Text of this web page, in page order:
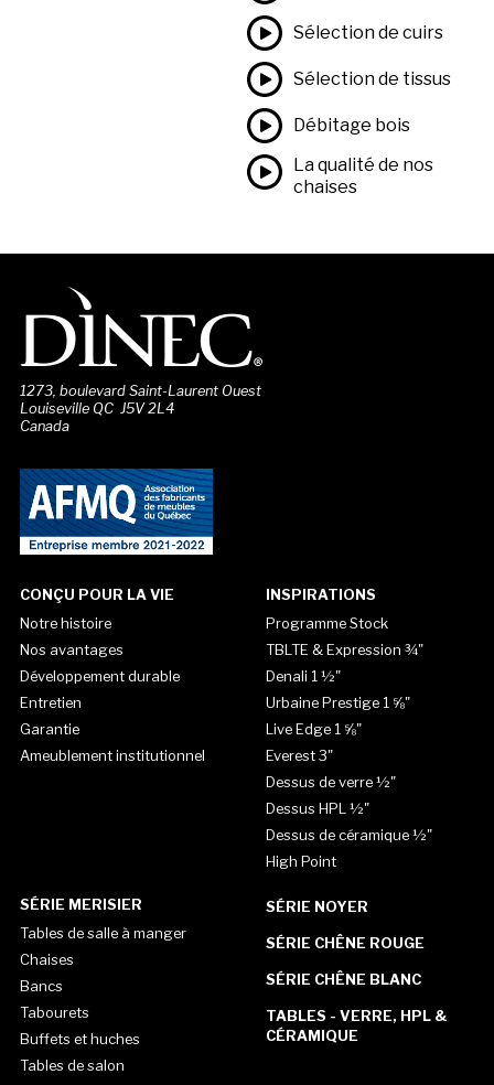
Sélection de cuirs
Sélection de tissus
Débitage bois
La qualité de nos
chaises
1273, boulevard Saint-Laurent Ouest
Louiseville QC J5V 2L4
Canada
CONÇU POUR LA VIE
Notre histoire
Nos avantages
Développement durable
Entretien
Garantie
Ameublement institutionnel
INSPIRATIONS
Programme Stock
TBLTE & Expression ¾"
Denali 1 ½"
Urbaine Prestige 1 ⅝"
Live Edge 1 ⅝"
Everest 3"
Dessus de verre ½"
Dessus HPL ½"
Dessus de céramique ½"
High Point
SÉRIE MERISIER
Tables de salle à manger
Chaises
Bancs
Tabourets
Buffets et huches
Tables de salon
SÉRIE NOYER
SÉRIE CHÊNE ROUGE
SÉRIE CHÊNE BLANC
TABLES - VERRE, HPL &
CÉRAMIQUE